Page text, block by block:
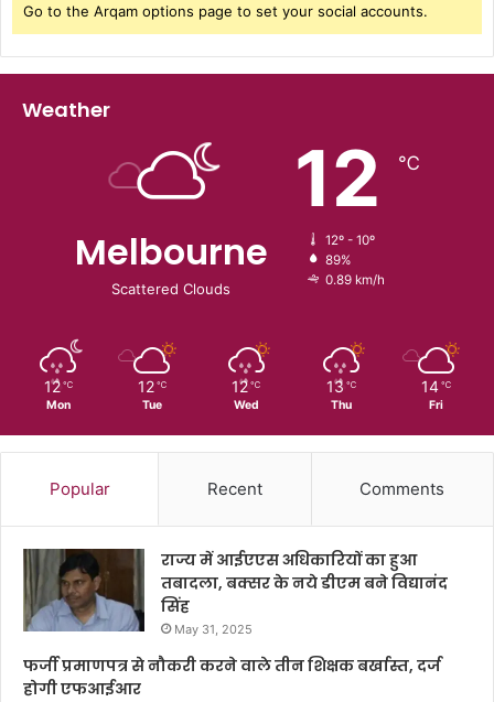
Go to the Arqam options page to set your social accounts.
Weather
Melbourne
Scattered Clouds
12 ℃
12º - 10º
89%
0.89 km/h
12 ℃
Mon
12 ℃
Tue
12 ℃
Wed
13 ℃
Thu
14 ℃
Fri
Popular Recent Comments
राज्य में आईएएस अधिकारियों का हुआ
तबादला, बक्सर के नये डीएम बने विद्यानंद
सिंह
May 31, 2025
फर्जी प्रमाणपत्र से नौकरी करने वाले तीन शिक्षक बर्खास्त, दर्ज
होगी एफआईआर